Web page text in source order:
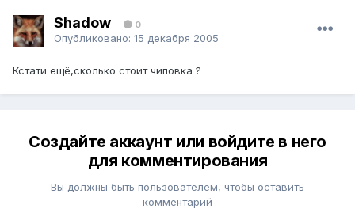
Shadow 0
Опубликовано: 15 декабря 2005
Кстати ещё,сколько стоит чиповка ?
Создайте аккаунт или войдите в него
для комментирования
Вы должны быть пользователем, чтобы оставить
комментарий